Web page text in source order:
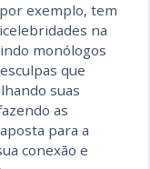
exemplo, tem
na
monólogos
que
suas
as
para a
conexão e